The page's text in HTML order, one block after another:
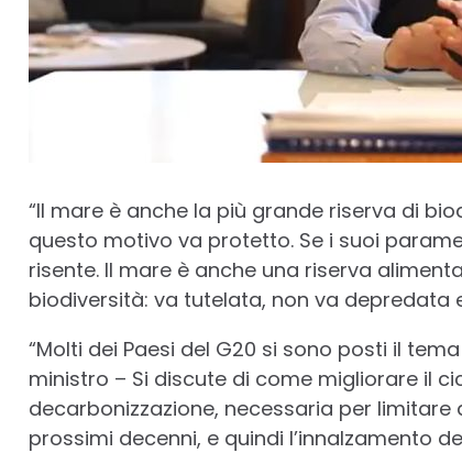
“Il mare è anche la più grande riserva di
questo motivo va protetto. Se i suoi
risente. Il mare è anche una riserva
biodiversità: va tutelata, non va depredata
“Molti dei Paesi del G20 si sono posti il
ministro – Si discute di come migliorare il
decarbonizzazione, necessaria per
prossimi decenni, e quindi l’innalzamento